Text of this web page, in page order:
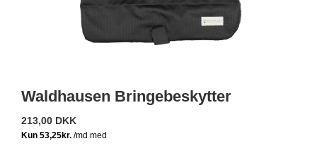
Waldhausen Bringebeskytter
213,00 DKK